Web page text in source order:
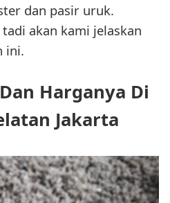
dan pasir uruk.
akan kami jelaskan
ini.
Harganya Di
Jakarta